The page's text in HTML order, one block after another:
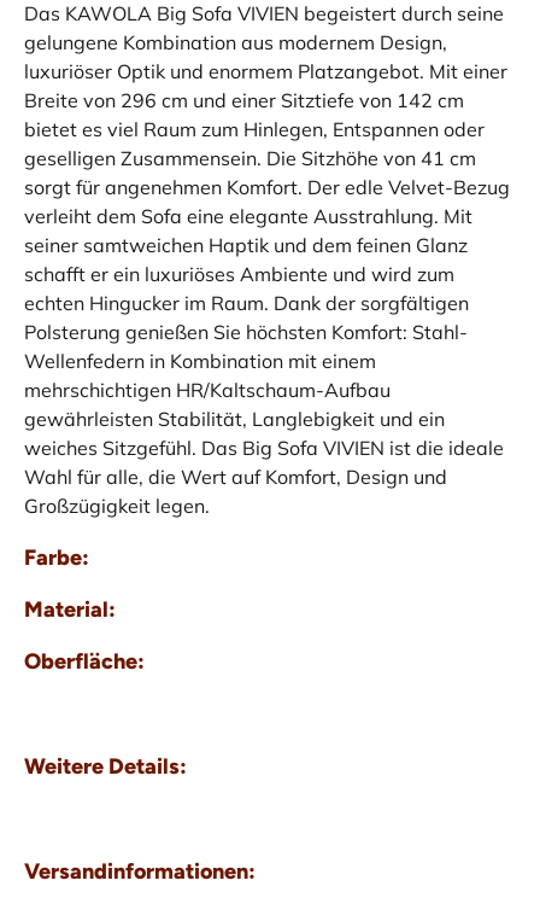
Das KAWOLA Big Sofa VIVIEN begeistert durch seine
gelungene Kombination aus modernem Design,
luxuriöser Optik und enormem Platzangebot. Mit einer
Breite von 296 cm und einer Sitztiefe von 142 cm
bietet es viel Raum zum Hinlegen, Entspannen oder
geselligen Zusammensein. Die Sitzhöhe von 41 cm
sorgt für angenehmen Komfort. Der edle Velvet-Bezug
verleiht dem Sofa eine elegante Ausstrahlung. Mit
seiner samtweichen Haptik und dem feinen Glanz
schafft er ein luxuriöses Ambiente und wird zum
echten Hingucker im Raum. Dank der sorgfältigen
Polsterung genießen Sie höchsten Komfort: Stahl-
Wellenfedern in Kombination mit einem
mehrschichtigen HR/Kaltschaum-Aufbau
gewährleisten Stabilität, Langlebigkeit und ein
weiches Sitzgefühl. Das Big Sofa VIVIEN ist die ideale
Wahl für alle, die Wert auf Komfort, Design und
Großzügigkeit legen.
Farbe:
Material:
Oberfläche:
Weitere Details:
Versandinformationen: